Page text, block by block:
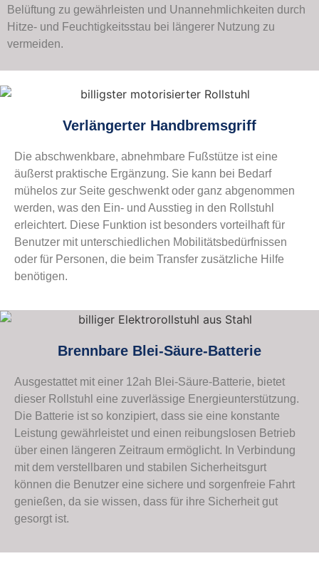
Belüftung zu gewährleisten und Unannehmlichkeiten durch
Hitze- und Feuchtigkeitsstau bei längerer Nutzung zu
vermeiden.
Verlängerter Handbremsgriff
Die abschwenkbare, abnehmbare Fußstütze ist eine
äußerst praktische Ergänzung. Sie kann bei Bedarf
mühelos zur Seite geschwenkt oder ganz abgenommen
werden, was den Ein- und Ausstieg in den Rollstuhl
erleichtert. Diese Funktion ist besonders vorteilhaft für
Benutzer mit unterschiedlichen Mobilitätsbedürfnissen
oder für Personen, die beim Transfer zusätzliche Hilfe
benötigen.
Brennbare Blei-Säure-Batterie
Ausgestattet mit einer 12ah Blei-Säure-Batterie, bietet
dieser Rollstuhl eine zuverlässige Energieunterstützung.
Die Batterie ist so konzipiert, dass sie eine konstante
Leistung gewährleistet und einen reibungslosen Betrieb
über einen längeren Zeitraum ermöglicht. In Verbindung
mit dem verstellbaren und stabilen Sicherheitsgurt
können die Benutzer eine sichere und sorgenfreie Fahrt
genießen, da sie wissen, dass für ihre Sicherheit gut
gesorgt ist.